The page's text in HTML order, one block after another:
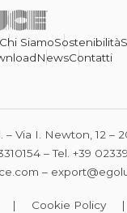
Chi SiamoSostenibilità
NewsContatti
– Via I. Newton, 12 –
– Tel. +39
–
| Cookie Policy |